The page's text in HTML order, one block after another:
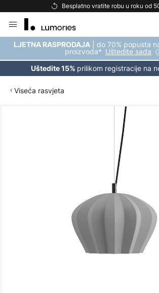
Besplatno vratite robu u roku od
to
Content
LJETNA RASPRODAJA | do 70% popusta
proizvoda* Uštedite sada
Uštedite 15% prilikom registracije na
Viseća rasvjeta